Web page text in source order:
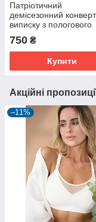
Патріотичний
демісезонний
виписку з пологового
будинку, вишивка
"Маленький Українець"
жовто-блакитний
750 ₴
Купити
Акційні
–11%